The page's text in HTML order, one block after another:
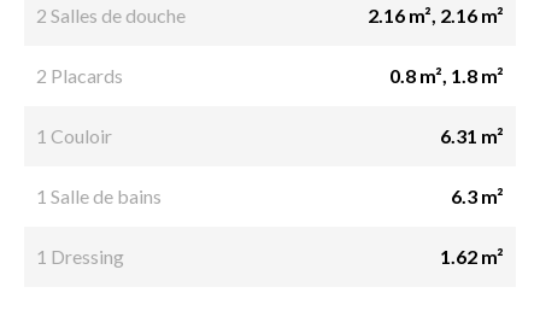
2 Salles de douche 2.16 m², 2.16 m²
2 Placards 0.8 m², 1.8 m²
1 Couloir 6.31 m²
1 Salle de bains 6.3 m²
1 Dressing 1.62 m²